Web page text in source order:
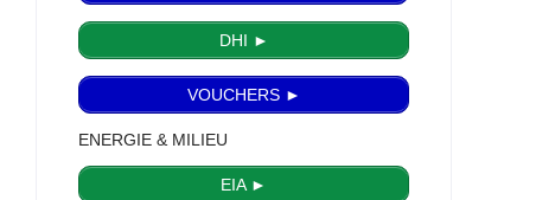
DHI ►
VOUCHERS ►
ENERGIE & MILIEU
EIA ►